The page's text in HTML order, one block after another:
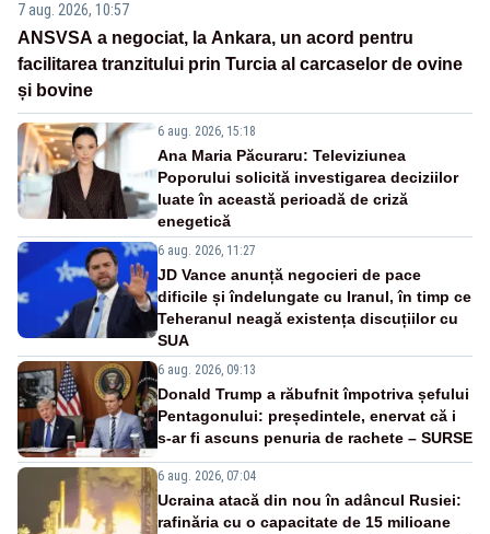
7 aug. 2026, 10:57
ANSVSA a negociat, la Ankara, un acord pentru
facilitarea tranzitului prin Turcia al carcaselor de ovine
și bovine
6 aug. 2026, 15:18
Ana Maria Păcuraru: Televiziunea
Poporului solicită investigarea deciziilor
luate în această perioadă de criză
enegetică
6 aug. 2026, 11:27
JD Vance anunță negocieri de pace
dificile și îndelungate cu Iranul, în timp ce
Teheranul neagă existența discuțiilor cu
SUA
6 aug. 2026, 09:13
Donald Trump a răbufnit împotriva șefului
Pentagonului: președintele, enervat că i
s-ar fi ascuns penuria de rachete – SURSE
6 aug. 2026, 07:04
Ucraina atacă din nou în adâncul Rusiei:
rafinăria cu o capacitate de 15 milioane